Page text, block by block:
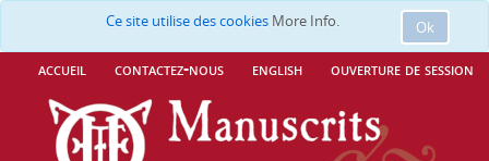
Ok
Ce site utilise des cookies More Info.
accueil contactez-nous english ouverture de session